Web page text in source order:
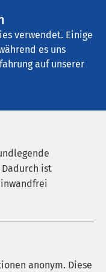
verwendet. Einige
es uns
auf unserer
ist
anonym. Diese